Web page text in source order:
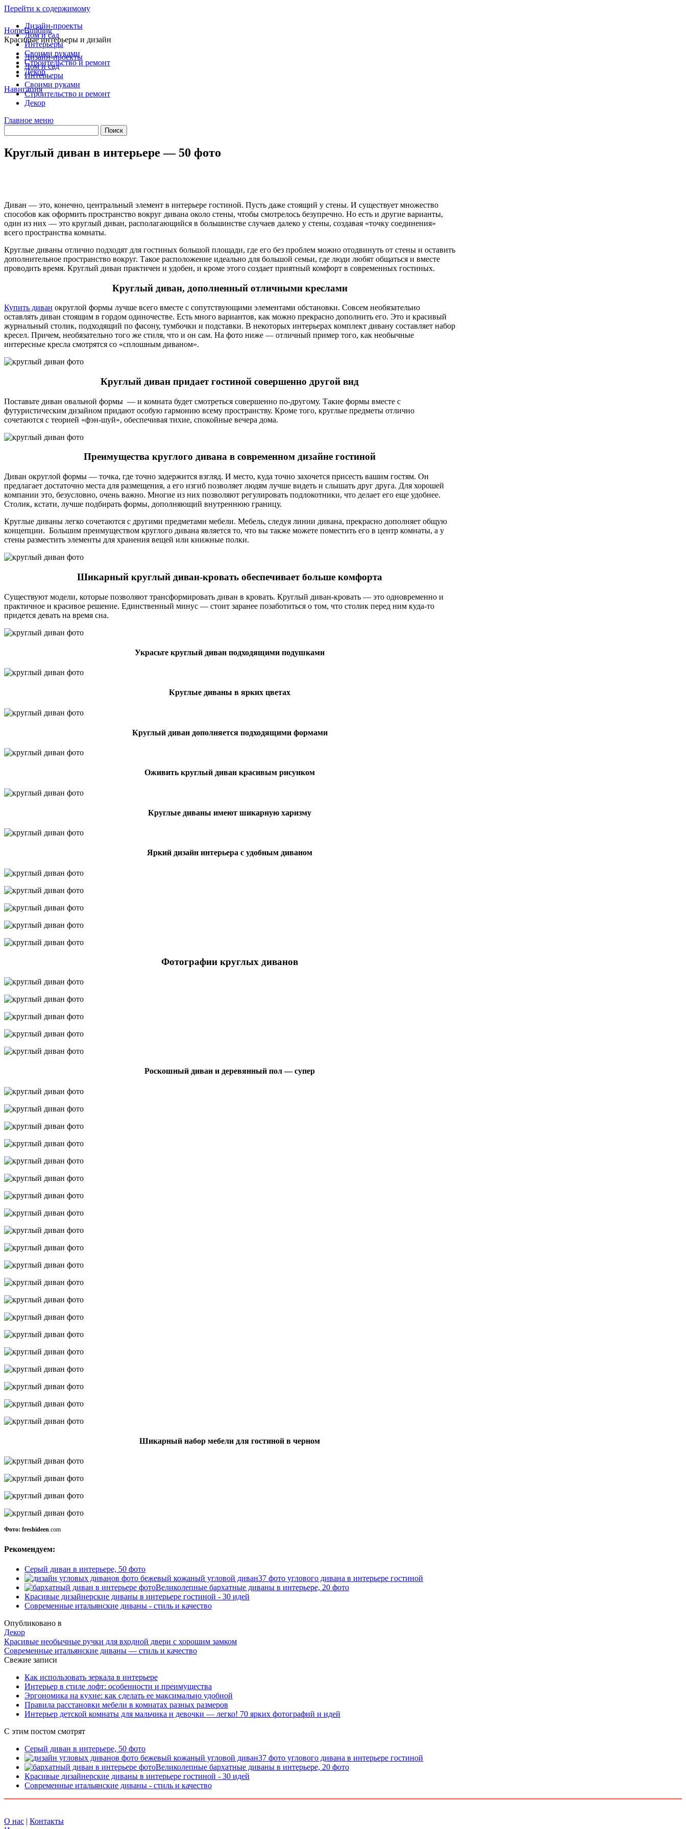
Перейти к содержимому
Дизайн-проекты
Дом и сад
Интерьеры
Своими руками
Строительство и ремонт
Декор
Навигация
HomeBuilding
Красивые интерьеры и дизайн
Дизайн-проекты
Дом и сад
Интерьеры
Своими руками
Строительство и ремонт
Декор
Главное меню
Круглый диван в интерьере — 50 фото
Диван — это, конечно, центральный элемент в интерьере гостиной. Пусть даже стоящий у стены. И существует множество
способов как оформить пространство вокруг дивана около стены, чтобы смотрелось безупречно. Но есть и другие варианты,
один из них — это круглый диван, располагающийся в большинстве случаев далеко у стены, создавая «точку соединения»
всего пространства комнаты.
Круглые диваны отлично подходят для гостиных большой площади, где его без проблем можно отодвинуть от стены и оставить
дополнительное пространство вокруг. Такое расположение идеально для большой семьи, где люди любят общаться и вместе
проводить время. Круглый диван практичен и удобен, и кроме этого создает приятный комфорт в современных гостиных.
Круглый диван, дополненный отличными креслами
Купить диван округлой формы лучше всего вместе с сопутствующими элементами обстановки. Совсем необязательно
оставлять диван стоящим в гордом одиночестве. Есть много вариантов, как можно прекрасно дополнить его. Это и красивый
журнальный столик, подходящий по фасону, тумбочки и подставки. В некоторых интерьерах комплект дивану составляет набор
кресел. Причем, необязательно того же стиля, что и он сам. На фото ниже — отличный пример того, как необычные
интересные кресла смотрятся со «сплошным диваном».
Круглый диван придает гостиной совершенно другой вид
Поставьте диван овальной формы — и комната будет смотреться совершенно по-другому. Такие формы вместе с
футуристическим дизайном придают особую гармонию всему пространству. Кроме того, круглые предметы отлично
сочетаются с теорией «фэн-шуй», обеспечивая тихие, спокойные вечера дома.
Преимущества круглого дивана в современном дизайне гостиной
Диван округлой формы — точка, где точно задержится взгляд. И место, куда точно захочется присесть вашим гостям. Он
предлагает достаточно места для размещения, а его изгиб позволяет людям лучше видеть и слышать друг друга. Для хорошей
компании это, безусловно, очень важно. Многие из них позволяют регулировать подлокотники, что делает его еще удобнее.
Столик, кстати, лучше подбирать формы, дополняющий внутреннюю границу.
Круглые диваны легко сочетаются с другими предметами мебели. Мебель, следуя линии дивана, прекрасно дополняет общую
концепции. Большим преимуществом круглого дивана является то, что вы также можете поместить его в центр комнаты, а у
стены разместить элементы для хранения вещей или книжные полки.
Шикарный круглый диван-кровать обеспечивает больше комфорта
Существуют модели, которые позволяют трансформировать диван в кровать. Круглый диван-кровать — это одновременно и
практичное и красивое решение. Единственный минус — стоит заранее позаботиться о том, что столик перед ним куда-то
придется девать на время сна.
Украсьте круглый диван подходящими подушками
Круглые диваны в ярких цветах
Круглый диван дополняется подходящими формами
Оживить круглый диван красивым рисунком
Круглые диваны имеют шикарную харизму
Яркий дизайн интерьера с удобным диваном
Фотографии круглых диванов
Роскошный диван и деревянный пол — супер
Шикарный набор мебели для гостиной в черном
Фото: freshideen.com
Рекомендуем:
Серый диван в интерьере, 50 фото
37 фото углового дивана в интерьере гостиной
Великолепные бархатные диваны в интерьере, 20 фото
Красивые дизайнерские диваны в интерьере гостиной - 30 идей
Современные итальянские диваны - стиль и качество
Опубликовано в
Декор
Красивые необычные ручки для входной двери с хорошим замком
Современные итальянские диваны — стиль и качество
Свежие записи
Как использовать зеркала в интерьере
Интерьер в стиле лофт: особенности и преимущества
Эргономика на кухне: как сделать ее максимально удобной
Правила расстановки мебели в комнатах разных размеров
Интерьер детской комнаты для мальчика и девочки — легко! 70 ярких фотографий и идей
С этим постом смотрят
Серый диван в интерьере, 50 фото
37 фото углового дивана в интерьере гостиной
Великолепные бархатные диваны в интерьере, 20 фото
Красивые дизайнерские диваны в интерьере гостиной - 30 идей
Современные итальянские диваны - стиль и качество
О нас | Контакты